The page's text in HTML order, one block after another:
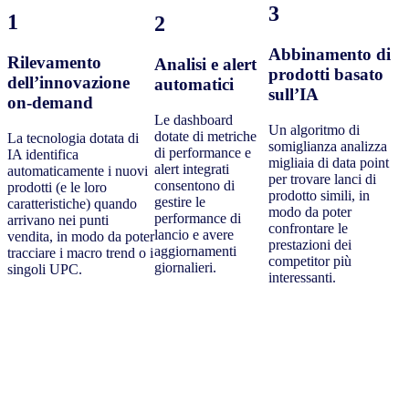
1
Rilevamento
dell’innovazione
on-demand
La tecnologia dotata di
IA identifica
automaticamente i nuovi
prodotti (e le loro
caratteristiche) quando
arrivano nei punti
vendita, in modo da poter
tracciare i macro trend o i
singoli UPC.
2
Analisi e alert
automatici
Le dashboard
dotate di metriche
di performance e
alert integrati
consentono di
gestire le
performance di
lancio e avere
aggiornamenti
giornalieri.
3
Abbinamento di
prodotti basato
sull’IA
Un algoritmo di
somiglianza analizza
migliaia di data point
per trovare lanci di
prodotto simili, in
modo da poter
confrontare le
prestazioni dei
competitor più
interessanti.